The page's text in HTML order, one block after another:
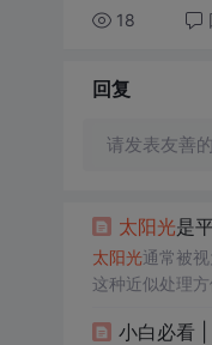
18
回复
请发表友善
太阳光是
太阳光通常被
这种近似处理
小白必看